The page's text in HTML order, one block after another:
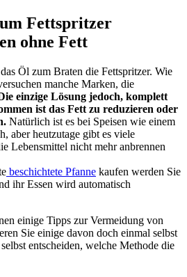
Fettspritzer
ohne Fett
Öl zum Braten die Fettspritzer. Wie
manche Marken, die
einzige Lösung jedoch, komplett
ist das Fett zu reduzieren oder
Natürlich ist es bei Speisen wie einem
aber heutzutage gibt es viele
Lebensmittel nicht mehr anbrennen
beschichtete Pfanne kaufen werden Sie
ihr Essen wird automatisch
einige Tipps zur Vermeidung von
Sie einige davon doch einmal selbst
entscheiden, welche Methode die